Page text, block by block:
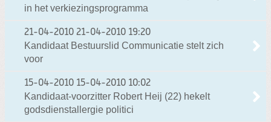
in het verkiezingsprogramma
21-04-2010 21-04-2010 19:20
Kandidaat Bestuurslid Communicatie stelt zich
voor
15-04-2010 15-04-2010 10:02
Kandidaat-voorzitter Robert Heij (22) hekelt
godsdienstallergie politici